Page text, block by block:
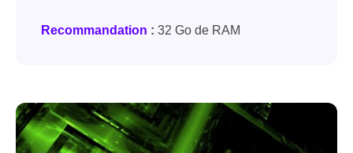
Recommandation : 32 Go de RAM